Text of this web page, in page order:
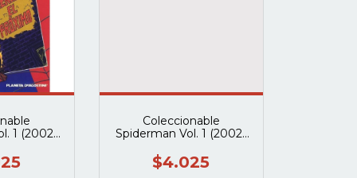
1 (2002-
Coleccionable
Spiderman Vol. 1 (2002-
deagostini)
$4.025